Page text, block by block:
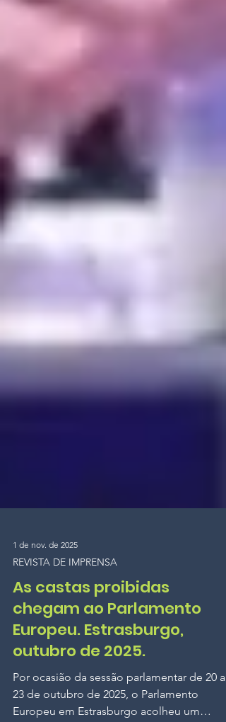
REVISTA DE IMPRENSA
As castas proibidas
chegam ao Parlamento
Europeu. Estrasburgo,
outubro de 2025.
Por ocasião da sessão parlamentar de 20 a